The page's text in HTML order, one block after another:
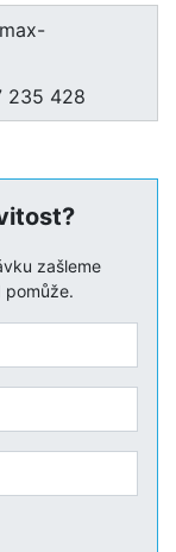
235 428
zašleme
pomůže.